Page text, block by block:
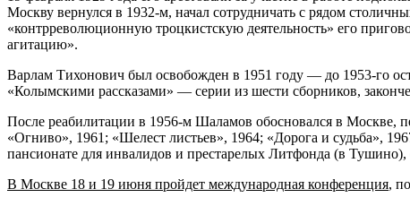
Москву вернулся в 1932-м, начал сотрудничать с рядом
«контрреволюционную троцкистскую деятельность» его
агитацию».
Варлам Тихонович был освобожден в 1951 году — до 1953-го
«Колымскими рассказами» — серии из шести сборников,
После реабилитации в 1956-м Шаламов обосновался в Москве,
«Огниво», 1961; «Шелест листьев», 1964; «Дорога и судьба»,
пансионате для инвалидов и престарелых Литфонда (в
В Москве 18 и 19 июня пройдет международная конференция,